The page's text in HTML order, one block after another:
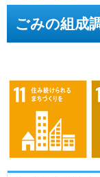
ごみの組成